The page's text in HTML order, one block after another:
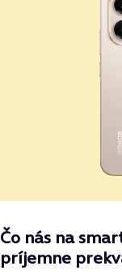
Čo nás na
príjemne